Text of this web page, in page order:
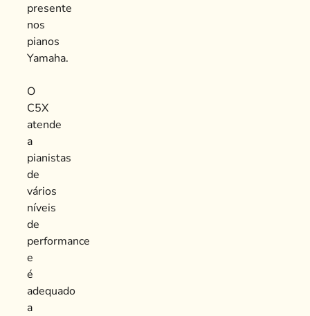
presente
nos
pianos
Yamaha.
O
C5X
atende
a
pianistas
de
vários
níveis
de
performance
e
é
adequado
a